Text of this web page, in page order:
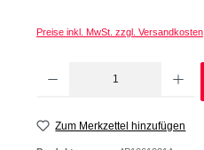
Preise inkl. MwSt. zzgl. Versandkosten
Zum Merkzettel hinzufügen